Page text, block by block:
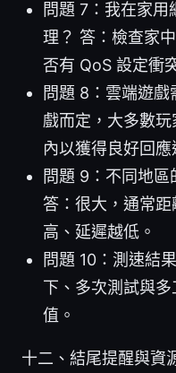
問題 7：我在家
理？ 答：檢查家
否有 QoS 設定衝
問題 8：雲端遊
戲而定，大多數
內以獲得良好回應
問題 9：不同地區
答：很大，通常
高、延遲越低。
問題 10：測速結
下、多次測試與
值。
十二、結尾提醒與資